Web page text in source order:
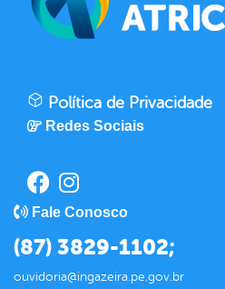
Política de Privacidade
Redes Sociais
Fale Conosco
(87) 3829-1102;
ouvidoria@ingazeira.pe.gov.br